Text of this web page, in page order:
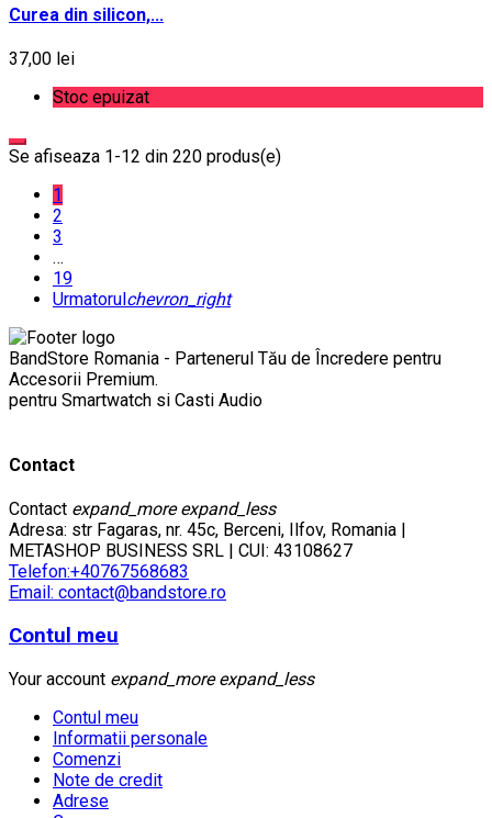
Curea din silicon,...
37,00 lei
Stoc epuizat
Se afiseaza 1-12 din 220 produs(e)
1
2
3
…
19
Urmatorulchevron_right
BandStore Romania - Partenerul Tău de Încredere pentru
Accesorii Premium.
pentru Smartwatch si Casti Audio
Contact
Contact expand_more expand_less
Adresa: str Fagaras, nr. 45c, Berceni, Ilfov, Romania |
METASHOP BUSINESS SRL | CUI: 43108627
Telefon:+40767568683
Email: contact@bandstore.ro
Contul meu
Your account expand_more expand_less
Contul meu
Informatii personale
Comenzi
Note de credit
Adrese